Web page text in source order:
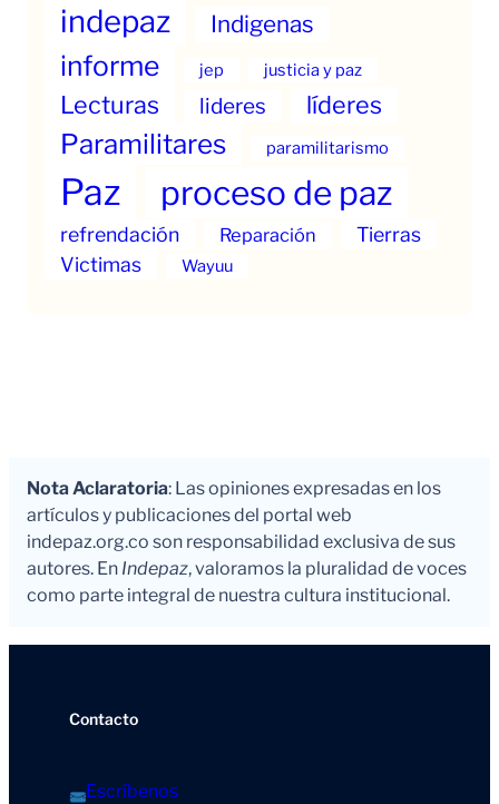
indepaz Indigenas
informe jep justicia y paz
Lecturas lideres líderes
Paramilitares paramilitarismo
Paz proceso de paz
refrendación Reparación
Tierras
Victimas
Wayuu
Nota Aclaratoria: Las opiniones expresadas en los
artículos y publicaciones del portal web
indepaz.org.co son responsabilidad exclusiva de sus
autores. En Indepaz, valoramos la pluralidad de voces
como parte integral de nuestra cultura institucional.
Contacto
Escríbenos